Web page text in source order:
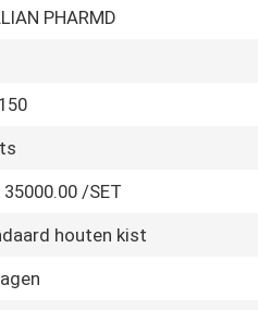
PHARMD
35000.00 /SET
houten kist